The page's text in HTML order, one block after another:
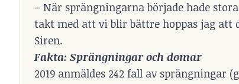
– När sprängningarna började hade
takt med att vi blir bättre hoppas jag att
Siren.
Fakta: Sprängningar och domar
2019 anmäldes 242 fall av sprängningar